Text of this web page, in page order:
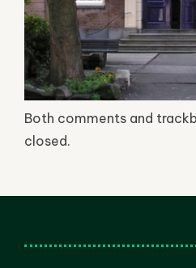
Both comments and
closed.